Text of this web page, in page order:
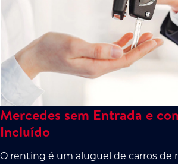
Mercedes sem Entrada e
Incluído
O renting é um aluguel de carros de